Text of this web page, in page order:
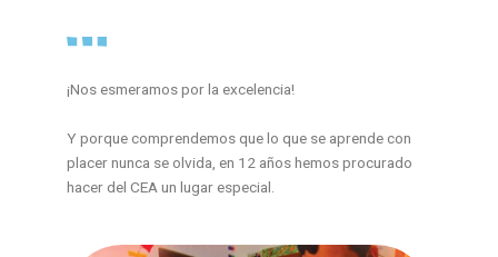
¡Nos esmeramos por la excelencia!
Y porque comprendemos que lo que se aprende con
placer nunca se olvida, en 12 años hemos procurado
hacer del CEA un lugar especial.